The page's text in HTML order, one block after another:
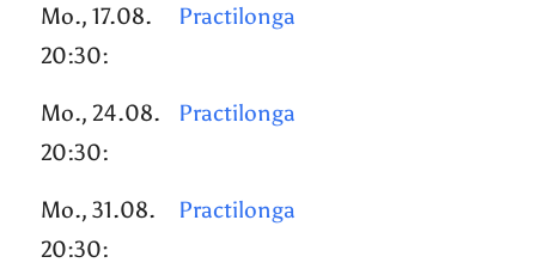
Mo., 17.08.
20:30:
Practilonga
Mo., 24.08.
20:30:
Practilonga
Mo., 31.08.
20:30:
Practilonga